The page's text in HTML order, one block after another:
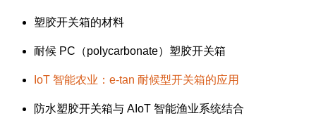
塑胶开关箱的材料
耐候 PC（polycarbonate）塑胶开关箱
IoT 智能农业：e-tan 耐候型开关箱的应用
防水塑胶开关箱与 AIoT 智能渔业系统结合